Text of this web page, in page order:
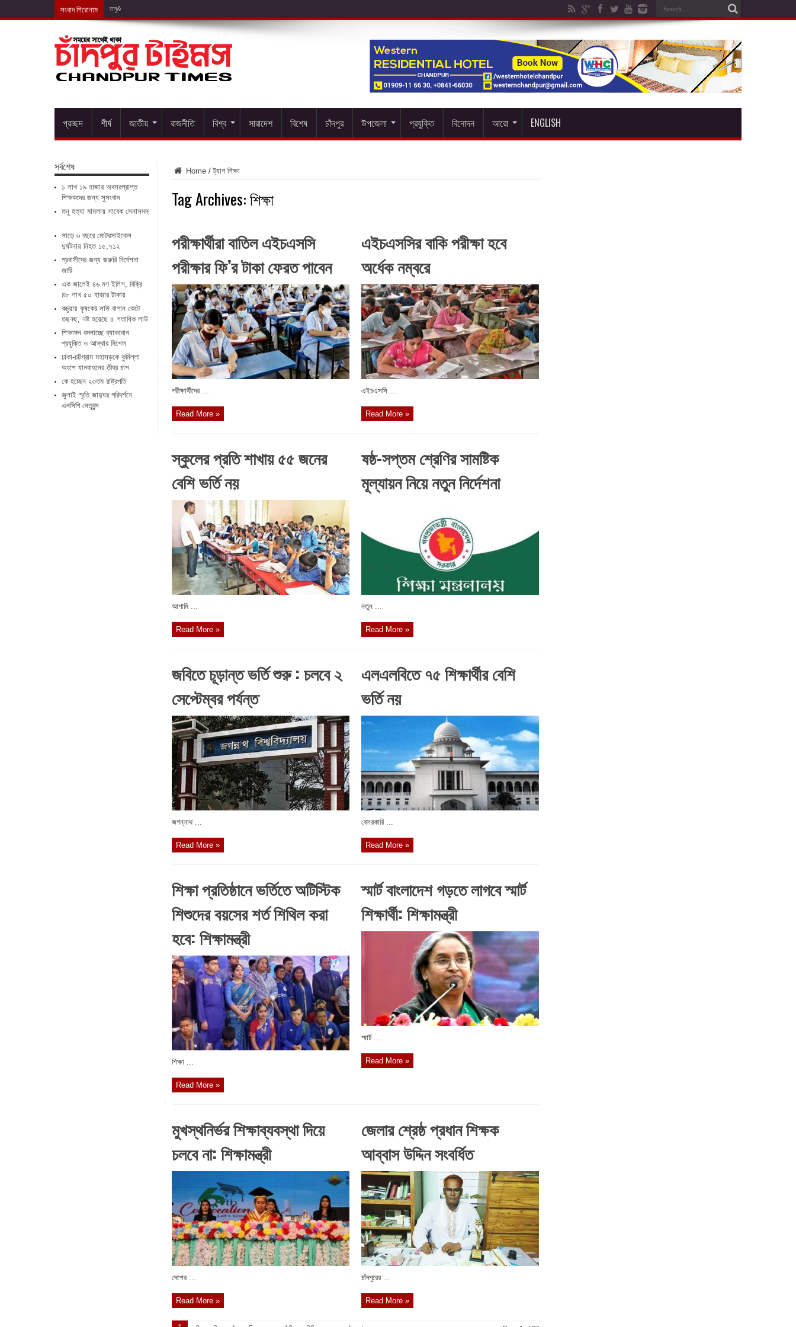
সংবাদ শিরোনাম তনু হত্যা মামলায়&
প্রচ্ছদ শীর্ষ জাতীয় রাজনীতি বিশ্ব সারাদেশ বিশেষ চাঁদপুর উপজেলা প্রযুক্তি বিনোদন আরো ENGLISH
Home / ট্যাগ শিক্ষা
Tag Archives:শিক্ষা
পরীক্ষার্থীরা বাতিল এইচএসসি
পরীক্ষার ফি’র টাকা ফেরত পাবেন
পরীক্ষার্থীদের ...
Read More »
এইচএসসির বাকি পরীক্ষা হবে
অর্ধেক নম্বরে
এইচএসসি ...
Read More »
স্কুলের প্রতি শাখায় ৫৫ জনের
বেশি ভর্তি নয়
আগামি ...
Read More »
ষষ্ঠ-সপ্তম শ্রেণির সামষ্টিক
মূল্যায়ন নিয়ে নতুন নির্দেশনা
নতুন ...
Read More »
জবিতে চূড়ান্ত ভর্তি শুরু : চলবে ২
সেপ্টেম্বর পর্যন্ত
জগন্নাথ ...
Read More »
এলএলবিতে ৭৫ শিক্ষার্থীর বেশি
ভর্তি নয়
বেসরকারি ...
Read More »
শিক্ষা প্রতিষ্ঠানে ভর্তিতে অটিস্টিক
শিশুদের বয়সের শর্ত শিথিল করা
হবে: শিক্ষামন্ত্রী
শিক্ষা ...
Read More »
স্মার্ট বাংলাদেশ গড়তে লাগবে স্মার্ট
শিক্ষার্থী: শিক্ষামন্ত্রী
স্মার্ট ...
Read More »
মুখস্থনির্ভর শিক্ষাব্যবস্থা দিয়ে
চলবে না: শিক্ষামন্ত্রী
দেশের ...
Read More »
জেলার শ্রেষ্ঠ প্রধান শিক্ষক
আব্বাস উদ্দিন সংবর্ধিত
চাঁদপুরের ...
Read More »
সর্বশেষ
১ লাখ ১৯ হাজার অবসরপ্রাপ্ত
শিক্ষকদের জন্য সুসংবাদ
তনু হত্যা মামলায় সাবেক সেনাসদস্য ফের গ্রেপ্তার
সাড়ে ৬ বছরে মোটরসাইকেল
দুর্ঘটনায় নিহত ১৫,৭১২
প্রবাসীদের জন্য জরুরি নির্দেশনা
জারি
এক জালেই ৪৬ মণ ইলিশ, বিক্রি
৪৮ লাখ ৫০ হাজার টাকায়
কচুয়ায় কৃষকের লাউ বাগান কেটে
তছনছ, নষ্ট হয়েছে ৫ শতাধিক লাউ
শিক্ষাঙ্গন বদলাচ্ছে ব্যাকবোন
প্রযুক্তি ও আস্থার মিশেল
ঢাকা-চট্টগ্রাম মহাসড়কে কুমিল্লা
অংশে যানবাহনের তীব্র চাপ
কে হচ্ছেন ২৩তম রাষ্ট্রপতি
জুলাই স্মৃতি জাদুঘর পরিদর্শনে
এনসিপি নেতৃবৃন্দ